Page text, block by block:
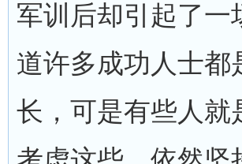
军训后却引起了一
道许多成功人士都
长，可是有些人就